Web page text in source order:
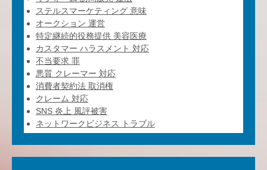
ステルスマーケティング 意味
オークション 運営
特定継続的役務提供 美容医療
カスタマー ハラスメント 対応
不当要求 罪
悪質 クレーマー 対応
消費者契約法 取消権
クレーム 対応
SNS 炎上 風評被害
ネットワークビジネス トラブル